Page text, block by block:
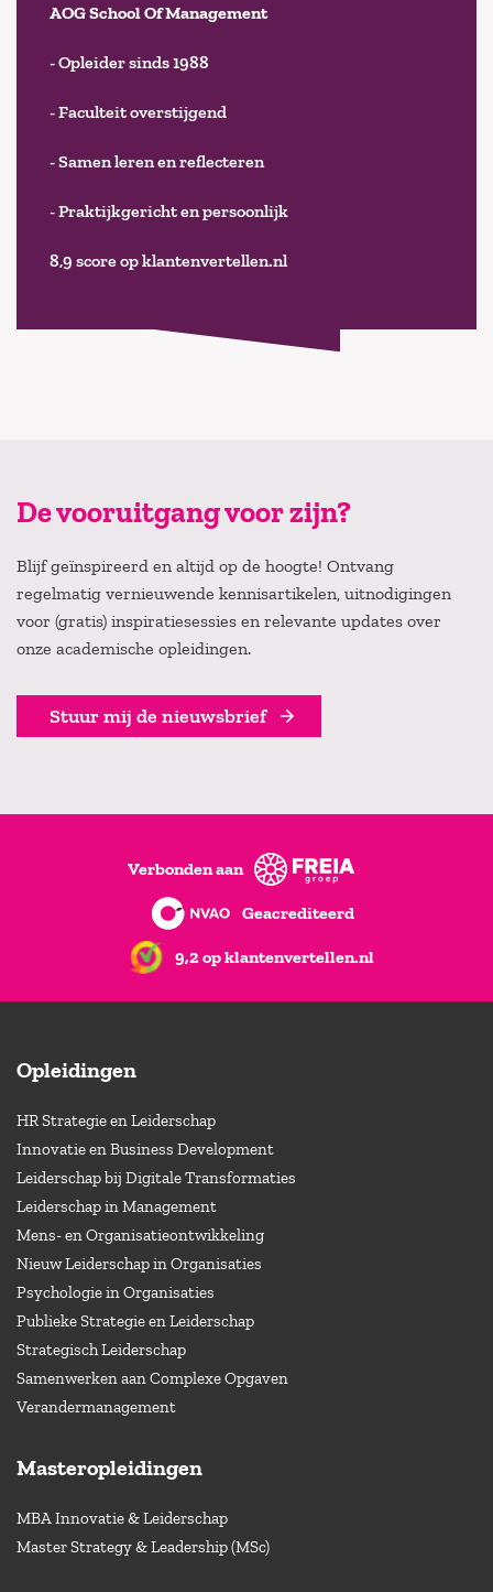
AOG School Of Management
- Opleider sinds 1988
- Faculteit overstijgend
- Samen leren en reflecteren
- Praktijkgericht en persoonlijk
8,9 score op klantenvertellen.nl
De vooruitgang voor zijn?
Blijf geïnspireerd en altijd op de hoogte! Ontvang
regelmatig vernieuwende kennisartikelen, uitnodigingen
voor (gratis) inspiratiesessies en relevante updates over
onze academische opleidingen.
Stuur mij de nieuwsbrief
Verbonden aan
Geacrediteerd
9,2 op klantenvertellen.nl
Opleidingen
HR Strategie en Leiderschap
Innovatie en Business Development
Leiderschap bij Digitale Transformaties
Leiderschap in Management
Mens- en Organisatieontwikkeling
Nieuw Leiderschap in Organisaties
Psychologie in Organisaties
Publieke Strategie en Leiderschap
Strategisch Leiderschap
Samenwerken aan Complexe Opgaven
Verandermanagement
Masteropleidingen
MBA Innovatie & Leiderschap
Master Strategy & Leadership (MSc)